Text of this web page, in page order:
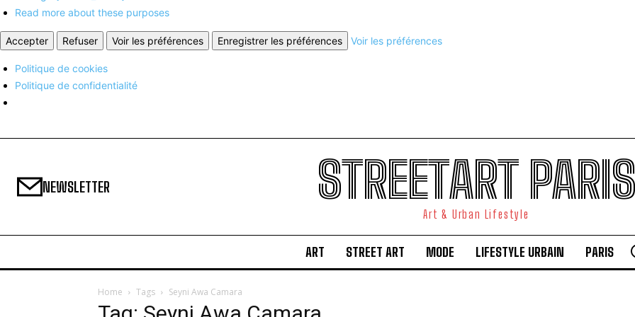
Read more about these purposes
Accepter Refuser Voir les préférences Enregistrer les préférences Voir les préférences
Politique de cookies
Politique de confidentialité
NEWSLETTER STREETART PARIS
Art & Urban Lifestyle
ART STREET ART MODE LIFESTYLE URBAIN PARIS
Home Tags Seyni Awa Camara